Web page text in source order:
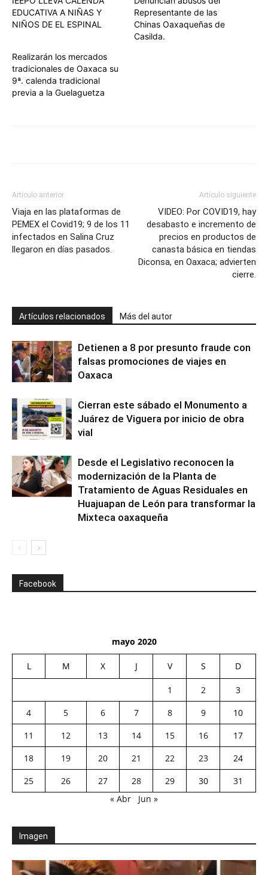
EDUCATIVA A NIÑAS Y
NIÑOS DE EL ESPINAL
Representante de las
Chinas Oaxaqueñas de
Casilda.
Realizarán los mercados
tradicionales de Oaxaca su
9ª. calenda tradicional
previa a la Guelaguetza
Artículo anterior
Viaja en las plataformas de
PEMEX el Covid19; 9 de los 11
infectados en Salina Cruz
llegaron en días pasados.
Artículo siguiente
VIDEO: Por COVID19, hay
desabasto e incremento de
precios en productos de
canasta básica en tiendas
Diconsa, en Oaxaca; advierten
cierre.
Artículos relacionados Más del autor
Detienen a 8 por presunto fraude con
falsas promociones de viajes en
Oaxaca
Cierran este sábado el Monumento a
Juárez de Viguera por inicio de obra
vial
Desde el Legislativo reconocen la
modernización de la Planta de
Tratamiento de Aguas Residuales en
Huajuapan de León para transformar la
Mixteca oaxaqueña
Facebook
mayo 2020
L M X J V S D
1 2
3
4
5 6 7 8 9
10
11
12 13 14 15 16
17
18
19 20 21 22 23
24
25
26 27 28 29 30
31
« Abr
Jun »
Imagen